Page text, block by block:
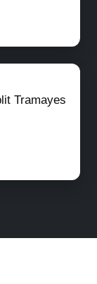
Tramayes